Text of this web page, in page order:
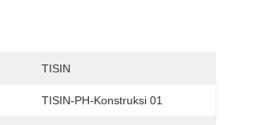
TISIN
TISIN-PH-Konstruksi 01